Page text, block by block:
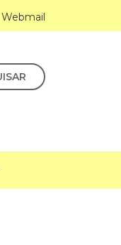
Webmail